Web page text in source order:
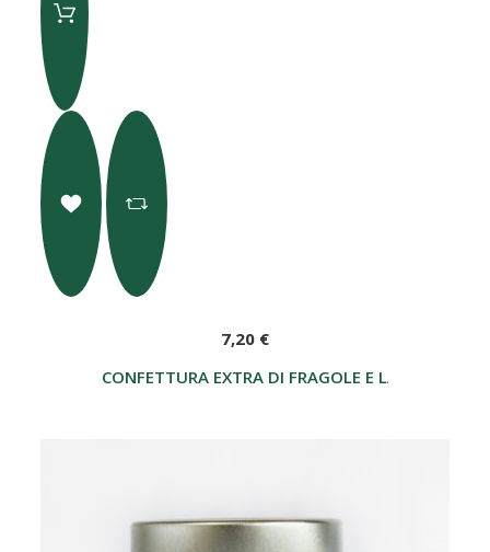
CONFETTURA EXTRA DI FRAGOLE E LAMPONI
7,20 €